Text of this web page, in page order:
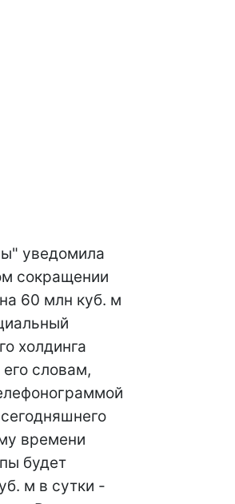
уведомила
сокращении
60 млн куб. м
холдинга
словам,
времени
будет
м в сутки -